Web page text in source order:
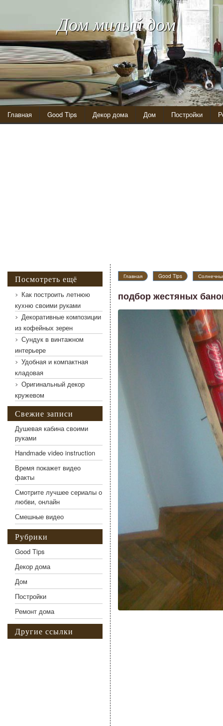
Дом милый дом
Главная Good Tips Декор дома Дом Постройки
Главная Good Tips
подбор жестяных
подбор жестяных банок для солнечного
Посмотреть ещё
Как построить летнюю
кухню своими руками
Декоративные композиции
из кофейных зерен
Сундук в винтажном
интерьере
Удобная и компактная
кладовая
Оригинальный декор
кружевом
Свежие записи
Душевая кабина своими
руками
Handmade video instruction
Время покажет видео
факты
Смотрите лучшее сериалы о
любви, онлайн
Смешные видео
Рубрики
Good Tips
Декор дома
Дом
Постройки
Ремонт дома
Другие ссылки